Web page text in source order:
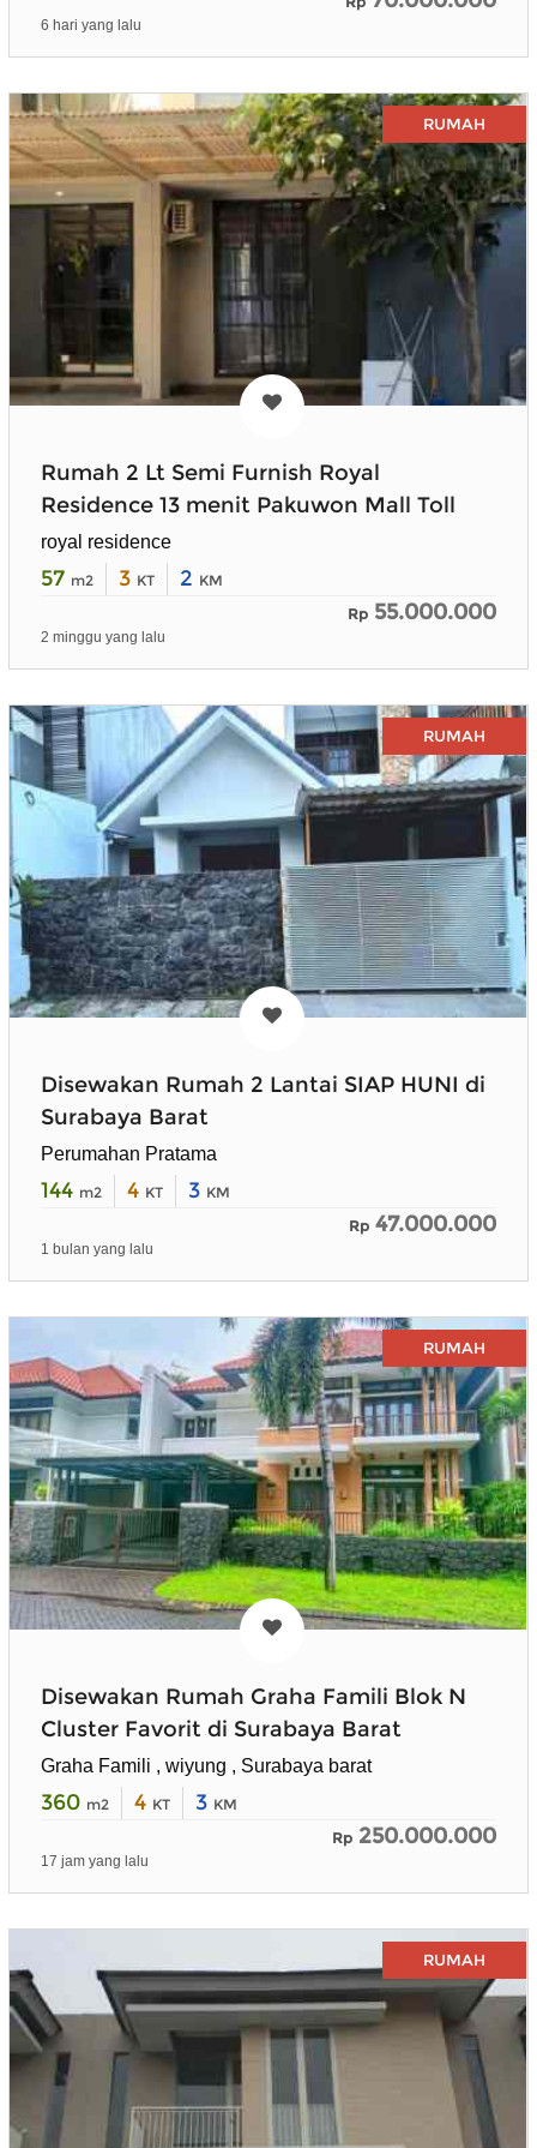
6 hari yang lalu
RUMAH
Rumah 2 Lt Semi Furnish Royal
Residence 13 menit Pakuwon Mall Toll
royal residence
57 m2 3 KT 2 KM
Rp 55.000.000
2 minggu yang lalu
RUMAH
Disewakan Rumah 2 Lantai SIAP HUNI di
Surabaya Barat
Perumahan Pratama
144 m2 4 KT 3 KM
Rp 47.000.000
1 bulan yang lalu
RUMAH
Disewakan Rumah Graha Famili Blok N
Cluster Favorit di Surabaya Barat
Graha Famili , wiyung , Surabaya barat
360 m2 4 KT 3 KM
Rp 250.000.000
17 jam yang lalu
RUMAH